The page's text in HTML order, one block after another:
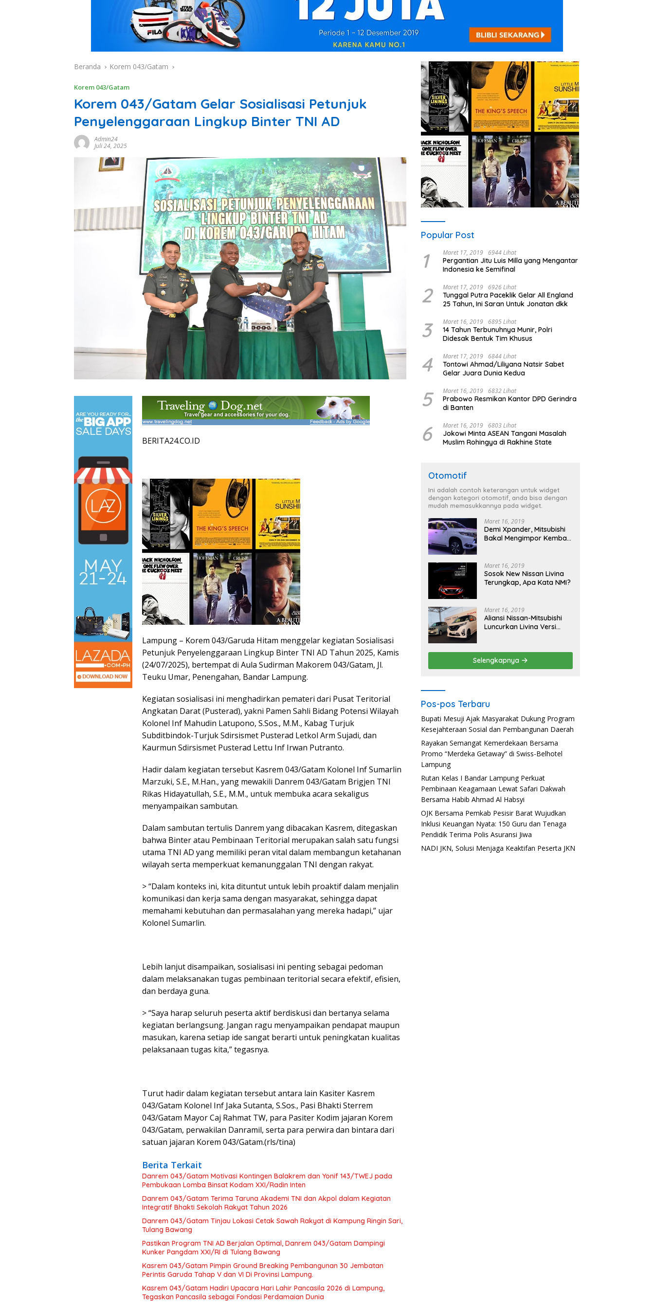
Beranda Korem 043/Gatam
Korem 043/Gatam
Korem 043/Gatam Gelar Sosialisasi Petunjuk
Penyelenggaraan Lingkup Binter TNI AD
Admin24
Juli 24, 2025
BERITA24.CO.ID
Lampung – Korem 043/Garuda Hitam menggelar kegiatan Sosialisasi
Petunjuk Penyelenggaraan Lingkup Binter TNI AD Tahun 2025, Kamis
(24/07/2025), bertempat di Aula Sudirman Makorem 043/Gatam, Jl.
Teuku Umar, Penengahan, Bandar Lampung.
Kegiatan sosialisasi ini menghadirkan pemateri dari Pusat Teritorial
Angkatan Darat (Pusterad), yakni Pamen Sahli Bidang Potensi Wilayah
Kolonel Inf Mahudin Latupono, S.Sos., M.M., Kabag Turjuk
Subditbindok-Turjuk Sdirsismet Pusterad Letkol Arm Sujadi, dan
Kaurmun Sdirsismet Pusterad Lettu Inf Irwan Putranto.
Hadir dalam kegiatan tersebut Kasrem 043/Gatam Kolonel Inf Sumarlin
Marzuki, S.E., M.Han., yang mewakili Danrem 043/Gatam Brigjen TNI
Rikas Hidayatullah, S.E., M.M., untuk membuka acara sekaligus
menyampaikan sambutan.
Dalam sambutan tertulis Danrem yang dibacakan Kasrem, ditegaskan
bahwa Binter atau Pembinaan Teritorial merupakan salah satu fungsi
utama TNI AD yang memiliki peran vital dalam membangun ketahanan
wilayah serta memperkuat kemanunggalan TNI dengan rakyat.
> “Dalam konteks ini, kita dituntut untuk lebih proaktif dalam menjalin
komunikasi dan kerja sama dengan masyarakat, sehingga dapat
memahami kebutuhan dan permasalahan yang mereka hadapi,” ujar
Kolonel Sumarlin.
Lebih lanjut disampaikan, sosialisasi ini penting sebagai pedoman
dalam melaksanakan tugas pembinaan teritorial secara efektif, efisien,
dan berdaya guna.
> “Saya harap seluruh peserta aktif berdiskusi dan bertanya selama
kegiatan berlangsung. Jangan ragu menyampaikan pendapat maupun
masukan, karena setiap ide sangat berarti untuk peningkatan kualitas
pelaksanaan tugas kita,” tegasnya.
Turut hadir dalam kegiatan tersebut antara lain Kasiter Kasrem
043/Gatam Kolonel Inf Jaka Sutanta, S.Sos., Pasi Bhakti Sterrem
043/Gatam Mayor Caj Rahmat TW, para Pasiter Kodim jajaran Korem
043/Gatam, perwakilan Danramil, serta para perwira dan bintara dari
satuan jajaran Korem 043/Gatam.(rls/tina)
Berita Terkait
Danrem 043/Gatam Motivasi Kontingen Balakrem dan Yonif 143/TWEJ pada
Pembukaan Lomba Binsat Kodam XXI/Radin Inten
Danrem 043/Gatam Terima Taruna Akademi TNI dan Akpol dalam Kegiatan
Integratif Bhakti Sekolah Rakyat Tahun 2026
Danrem 043/Gatam Tinjau Lokasi Cetak Sawah Rakyat di Kampung Ringin Sari,
Tulang Bawang
Pastikan Program TNI AD Berjalan Optimal, Danrem 043/Gatam Dampingi
Kunker Pangdam XXI/RI di Tulang Bawang
Kasrem 043/Gatam Pimpin Ground Breaking Pembangunan 30 Jembatan
Perintis Garuda Tahap V dan VI Di Provinsi Lampung.
Kasrem 043/Gatam Hadiri Upacara Hari Lahir Pancasila 2026 di Lampung,
Tegaskan Pancasila sebagai Fondasi Perdamaian Dunia
Popular Post
1 Maret 17, 2019 6944 Lihat
Pergantian Jitu Luis Milla yang Mengantar
Indonesia ke Semifinal
2 Maret 17, 2019 6926 Lihat
Tunggal Putra Paceklik Gelar All England
25 Tahun, Ini Saran Untuk Jonatan dkk
3 Maret 16, 2019 6895 Lihat
14 Tahun Terbunuhnya Munir, Polri
Didesak Bentuk Tim Khusus
4 Maret 17, 2019 6844 Lihat
Tontowi Ahmad/Liliyana Natsir Sabet
Gelar Juara Dunia Kedua
5 Maret 16, 2019 6832 Lihat
Prabowo Resmikan Kantor DPD Gerindra
di Banten
6 Maret 16, 2019 6803 Lihat
Jokowi Minta ASEAN Tangani Masalah
Muslim Rohingya di Rakhine State
Otomotif
Ini adalah contoh keterangan untuk widget
dengan kategori otomotif, anda bisa dengan
mudah memasukkannya pada widget.
Maret 16, 2019
Demi Xpander, Mitsubishi
Bakal Mengimpor Kembali
Maret 16, 2019
Sosok New Nissan Livina
Terungkap, Apa Kata NMI?
Maret 16, 2019
Aliansi Nissan-Mitsubishi
Luncurkan Livina Versi
Selengkapnya
Pos-pos Terbaru
Bupati Mesuji Ajak Masyarakat Dukung Program
Kesejahteraan Sosial dan Pembangunan Daerah
Rayakan Semangat Kemerdekaan Bersama
Promo “Merdeka Getaway” di Swiss-Belhotel
Lampung
Rutan Kelas I Bandar Lampung Perkuat
Pembinaan Keagamaan Lewat Safari Dakwah
Bersama Habib Ahmad Al Habsyi
OJK Bersama Pemkab Pesisir Barat Wujudkan
Inklusi Keuangan Nyata: 150 Guru dan Tenaga
Pendidik Terima Polis Asuransi Jiwa
NADI JKN, Solusi Menjaga Keaktifan Peserta JKN